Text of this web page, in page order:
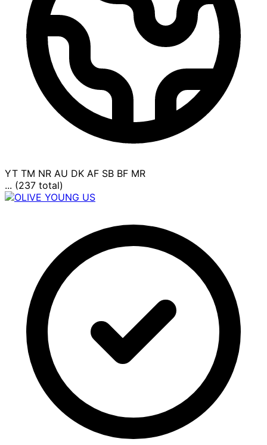
YT TM NR AU DK AF SB BF MR
... (237 total)